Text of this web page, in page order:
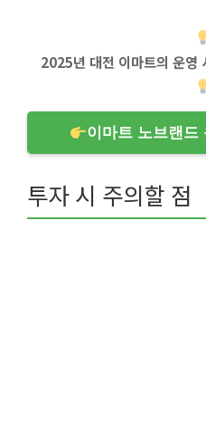
2025년 대전 이마트의 운영
이마트 노브랜드
투자 시 주의할 점